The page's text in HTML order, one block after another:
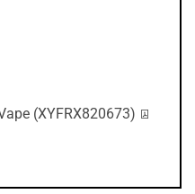
(XYFRX820673)